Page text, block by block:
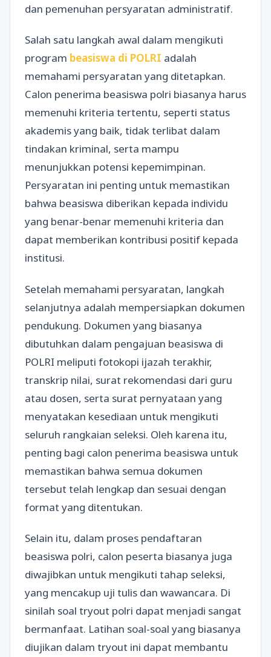
dan pemenuhan persyaratan administratif.
Salah satu langkah awal dalam mengikuti
program beasiswa di POLRI adalah
memahami persyaratan yang ditetapkan.
Calon penerima beasiswa polri biasanya harus
memenuhi kriteria tertentu, seperti status
akademis yang baik, tidak terlibat dalam
tindakan kriminal, serta mampu
menunjukkan potensi kepemimpinan.
Persyaratan ini penting untuk memastikan
bahwa beasiswa diberikan kepada individu
yang benar-benar memenuhi kriteria dan
dapat memberikan kontribusi positif kepada
institusi.
Setelah memahami persyaratan, langkah
selanjutnya adalah mempersiapkan dokumen
pendukung. Dokumen yang biasanya
dibutuhkan dalam pengajuan beasiswa di
POLRI meliputi fotokopi ijazah terakhir,
transkrip nilai, surat rekomendasi dari guru
atau dosen, serta surat pernyataan yang
menyatakan kesediaan untuk mengikuti
seluruh rangkaian seleksi. Oleh karena itu,
penting bagi calon penerima beasiswa untuk
memastikan bahwa semua dokumen
tersebut telah lengkap dan sesuai dengan
format yang ditentukan.
Selain itu, dalam proses pendaftaran
beasiswa polri, calon peserta biasanya juga
diwajibkan untuk mengikuti tahap seleksi,
yang mencakup uji tulis dan wawancara. Di
sinilah soal tryout polri dapat menjadi sangat
bermanfaat. Latihan soal-soal yang biasanya
diujikan dalam tryout ini dapat membantu